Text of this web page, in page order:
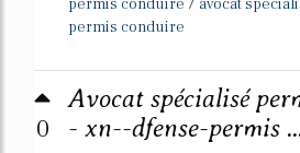
permis conduire
avocat
permis conduire
0
Avocat spécialisé
- xn--dfense-permis